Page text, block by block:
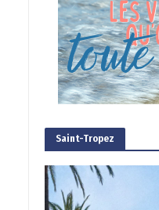
Saint-Tropez